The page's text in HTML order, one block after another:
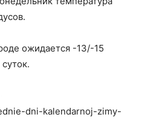
ожидается -13/-15
dni-kalendarnoj-zimy-